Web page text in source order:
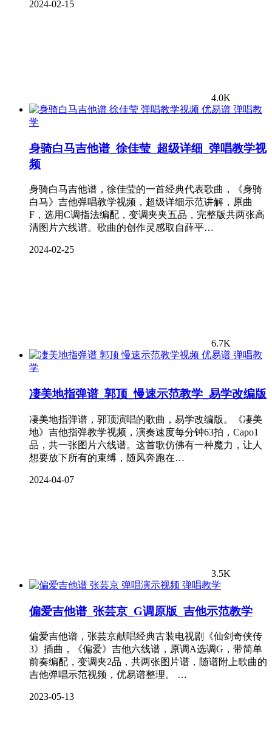
2024-02-15
4.0K
弹唱教
学
身骑白马吉他谱_徐佳莹_超级详细_弹唱教学视
频
身骑白马吉他谱，徐佳莹的一首经典代表歌曲，《身骑
白马》吉他弹唱教学视频，超级详细示范讲解，原曲
F，选用C调指法编配，变调夹夹五品，完整版共两张高
清图片六线谱。歌曲的创作灵感取自薛平…
2024-02-25
6.7K
弹唱教
学
凄美地指弹谱_郭顶_慢速示范教学_易学改编版
凄美地指弹谱，郭顶演唱的歌曲，易学改编版。《凄美
地》吉他指弹教学视频，演奏速度每分钟63拍，Capo1
品，共一张图片六线谱。这首歌仿佛有一种魔力，让人
想要放下所有的束缚，随风奔跑在…
2024-04-07
3.5K
弹唱教学
偏爱吉他谱_张芸京_G调原版_吉他示范教学
偏爱吉他谱，张芸京献唱经典古装电视剧《仙剑奇侠传
3》插曲，《偏爱》吉他六线谱，原调A选调G，带简单
前奏编配，变调夹2品，共两张图片谱，随谱附上歌曲的
吉他弹唱示范视频，优易谱整理。 …
2023-05-13